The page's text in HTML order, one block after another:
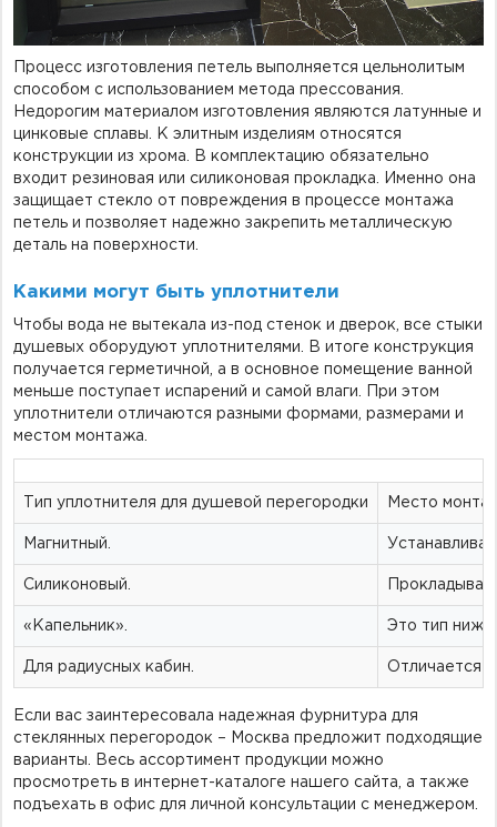
Процесс изготовления петель выполняется цельнолитым
способом с использованием метода прессования.
Недорогим материалом изготовления являются латунные и
цинковые сплавы. К элитным изделиям относятся
конструкции из хрома. В комплектацию обязательно
входит резиновая или силиконовая прокладка. Именно она
защищает стекло от повреждения в процессе монтажа
петель и позволяет надежно закрепить металлическую
деталь на поверхности.
Какими могут быть уплотнители
Чтобы вода не вытекала из-под стенок и дверок, все стыки
душевых оборудуют уплотнителями. В итоге конструкция
получается герметичной, а в основное помещение ванной
меньше поступает испарений и самой влаги. При этом
уплотнители отличаются разными формами, размерами и
местом монтажа.
Тип уплотнителя для душевой перегородки Место
Магнитный.
Силиконовый.
«Капельник». Это тип
Для радиусных кабин. Отличается
Если вас заинтересовала надежная фурнитура для
стеклянных перегородок – Москва предложит подходящие
варианты. Весь ассортимент продукции можно
просмотреть в интернет-каталоге нашего сайта, а также
подъехать в офис для личной консультации с менеджером.